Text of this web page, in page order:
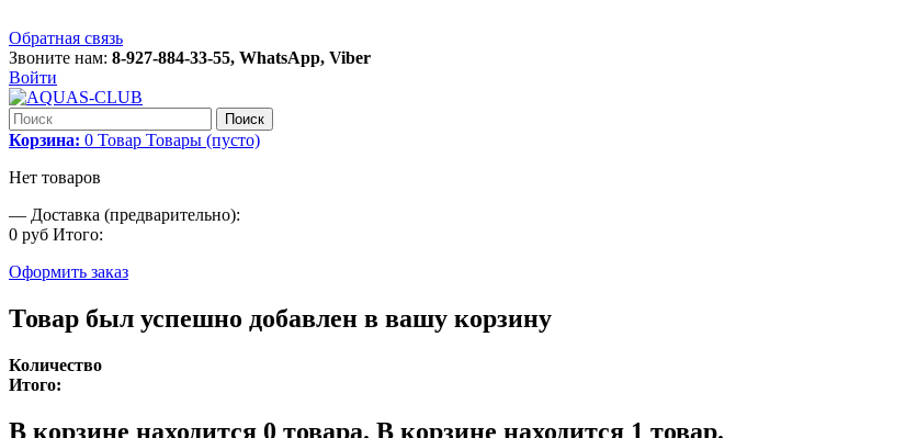
Обратная связь
Звоните нам: 8-927-884-33-55, WhatsApp, Viber
Войти
Поиск
Корзина: 0 Товар Товары (пусто)
Нет товаров
— Доставка (предварительно):
0 руб Итого:
Оформить заказ
Товар был успешно добавлен в вашу корзину
Количество
Итого:
В корзине находится 0 товара. В корзине находится 1 товар.